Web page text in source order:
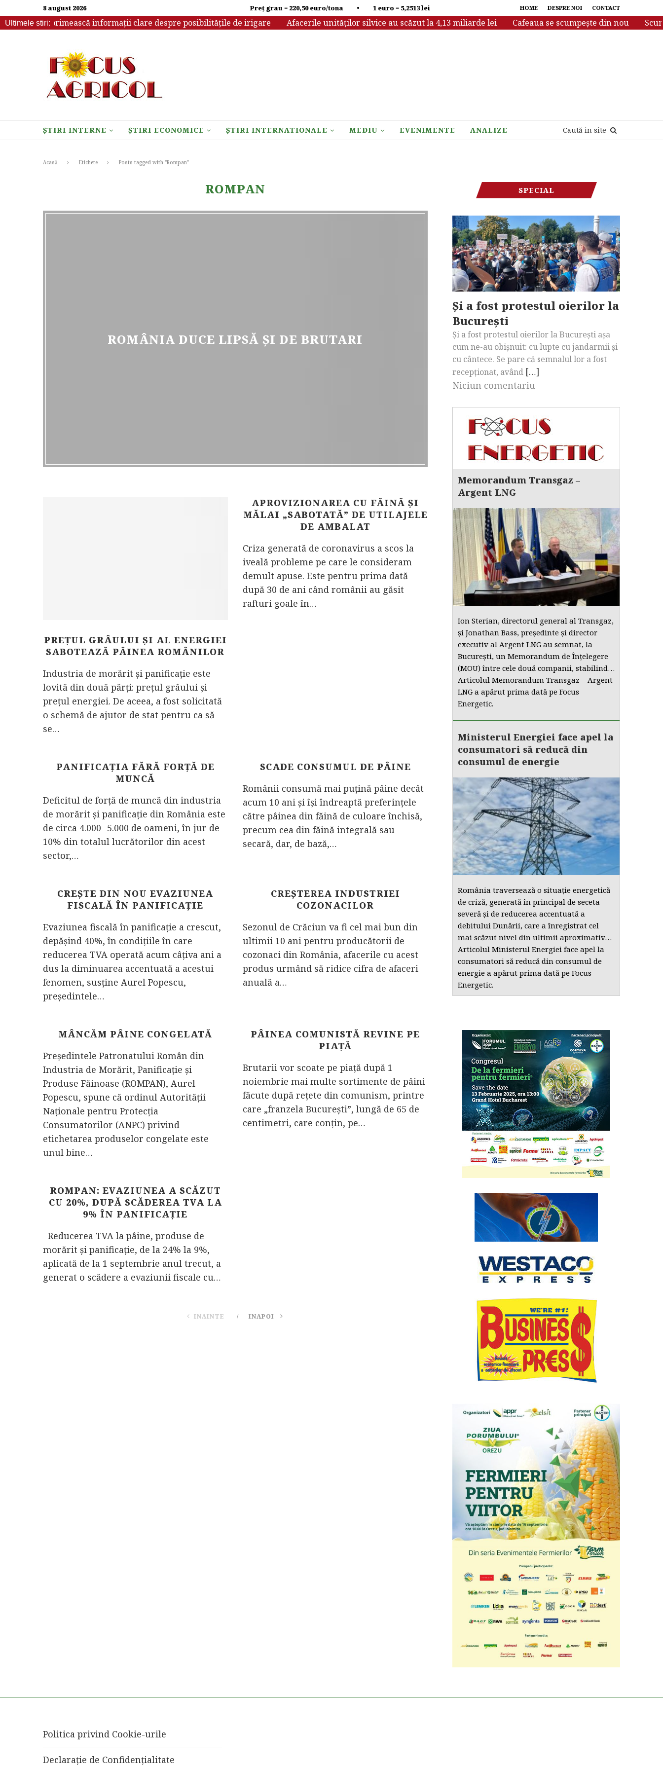
8 august 2026 Preț grau = 220,50 euro/tona • 1 euro = 5,2513 lei HOME DESPRE NOI CONTACT
Ultimele stiri:
să primească informații clare despre posibilitățile de irigare Afacerile unităților silvice au scăzut la 4,13 miliarde lei Cafeaua se scumpește din nou
ȘTIRI INTERNE ȘTIRI ECONOMICE ȘTIRI INTERNATIONALE MEDIU EVENIMENTE ANALIZE Caută in site
Acasă Etichete Posts tagged with "Rompan"
ROMPAN
ROMÂNIA DUCE LIPSĂ ȘI DE BRUTARI
PREȚUL GRÂULUI ȘI AL ENERGIEI
SABOTEAZĂ PÂINEA ROMÂNILOR
Industria de morărit și panificație este
lovită din două părți: prețul grâului și
prețul energiei. De aceea, a fost solicitată
o schemă de ajutor de stat pentru ca să
se…
APROVIZIONAREA CU FĂINĂ ȘI
MĂLAI „SABOTATĂ” DE UTILAJELE
DE AMBALAT
Criza generată de coronavirus a scos la
iveală probleme pe care le consideram
demult apuse. Este pentru prima dată
după 30 de ani când românii au găsit
rafturi goale în…
PANIFICAȚIA FĂRĂ FORȚĂ DE
MUNCĂ
Deficitul de forţă de muncă din industria
de morărit şi panificaţie din România este
de circa 4.000 -5.000 de oameni, în jur de
10% din totalul lucrătorilor din acest
sector,…
SCADE CONSUMUL DE PÂINE
Românii consumă mai puțină pâine decât
acum 10 ani și își îndreaptă preferințele
către pâinea din făină de culoare închisă,
precum cea din făină integrală sau
secară, dar, de bază,…
CREȘTE DIN NOU EVAZIUNEA
FISCALĂ ÎN PANIFICAȚIE
Evaziunea fiscală în panificație a crescut,
depășind 40%, în condițiile în care
reducerea TVA operată acum câțiva ani a
dus la diminuarea accentuată a acestui
fenomen, susține Aurel Popescu,
președintele…
CREȘTEREA INDUSTRIEI
COZONACILOR
Sezonul de Crăciun va fi cel mai bun din
ultimii 10 ani pentru producătorii de
cozonaci din România, afacerile cu acest
produs urmând să ridice cifra de afaceri
anuală a…
MÂNCĂM PÂINE CONGELATĂ
Președintele Patronatului Român din
Industria de Morărit, Panificație și
Produse Făinoase (ROMPAN), Aurel
Popescu, spune că ordinul Autorității
Naționale pentru Protecția
Consumatorilor (ANPC) privind
etichetarea produselor congelate este
unul bine…
PÂINEA COMUNISTĂ REVINE PE
PIAŢĂ
Brutarii vor scoate pe piaţă după 1
noiembrie mai multe sortimente de pâini
făcute după reţete din comunism, printre
care „franzela Bucureşti”, lungă de 65 de
centimetri, care conţin, pe…
ROMPAN: EVAZIUNEA A SCĂZUT
CU 20%, DUPĂ SCĂDEREA TVA LA
9% ÎN PANIFICAŢIE
Reducerea TVA la pâine, produse de
morărit şi panificaţie, de la 24% la 9%,
aplicată de la 1 septembrie anul trecut, a
generat o scădere a evaziunii fiscale cu…
INAINTE INAPOI
SPECIAL
Și a fost protestul oierilor la
București
Și a fost protestul oierilor la București așa
cum ne-au obișnuit: cu lupte cu jandarmii și
cu cântece. Se pare că semnalul lor a fost
recepționat, având […]
Niciun comentariu
Memorandum Transgaz –
Argent LNG
Ion Sterian, directorul general al Transgaz,
și Jonathan Bass, președinte și director
executiv al Argent LNG au semnat, la
București, un Memorandum de Înțelegere
(MOU) între cele două companii, stabilind…
Articolul Memorandum Transgaz – Argent
LNG a apărut prima dată pe Focus
Energetic.
Ministerul Energiei face apel la
consumatori să reducă din
consumul de energie
România traversează o situație energetică
de criză, generată în principal de seceta
severă și de reducerea accentuată a
debitului Dunării, care a înregistrat cel
mai scăzut nivel din ultimii aproximativ…
Articolul Ministerul Energiei face apel la
consumatori să reducă din consumul de
energie a apărut prima dată pe Focus
Energetic.
Politica privind Cookie-urile
Declarație de Confidențialitate